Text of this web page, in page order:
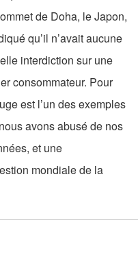
de Doha, le Japon,
qu’il n’avait aucune
interdiction sur une
consommateur. Pour
est l’un des exemples
avons abusé de nos
et une
mondiale de la